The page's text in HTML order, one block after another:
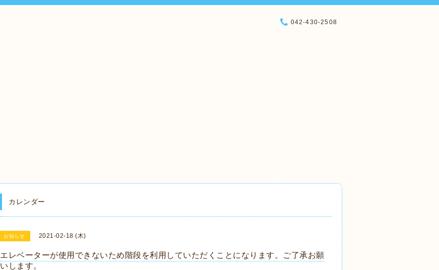
042-430-2508
カレンダー
お知らせ 2021-02-18 (木)
エレベーターが使用できないため階段を利用していただくことになります。ご了承お願
いします。